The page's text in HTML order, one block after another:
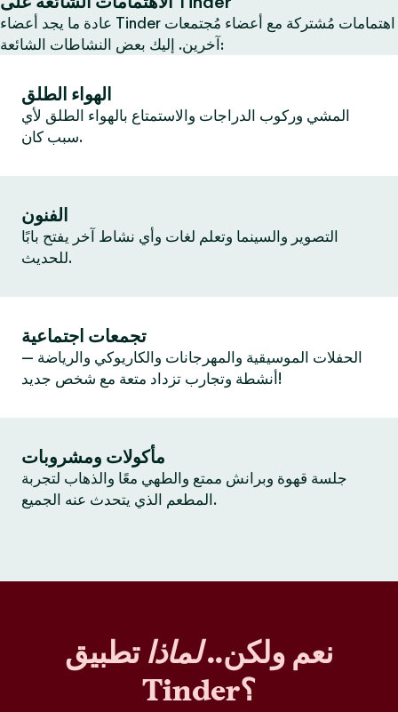
عادة ما يجد أعضاء Tinder اهتمامات مُشتركة مع أعضاء مُجتمعات
آخرين. إليك بعض النشاطات الشائعة:
الهواء الطلق
المشي وركوب الدراجات والاستمتاع بالهواء الطلق لأي
سبب كان.
الفنون
التصوير والسينما وتعلم لغات وأي نشاط آخر يفتح بابًا
للحديث.
تجمعات اجتماعية
الحفلات الموسيقية والمهرجانات والكاريوكي والرياضة —
أنشطة وتجارب تزداد متعة مع شخص جديد!
مأكولات ومشروبات
جلسة قهوة وبرانش ممتع والطهي معًا والذهاب لتجربة
المطعم الذي يتحدث عنه الجميع.
نعم ولكن..لماذا تطبيق
Tinder؟